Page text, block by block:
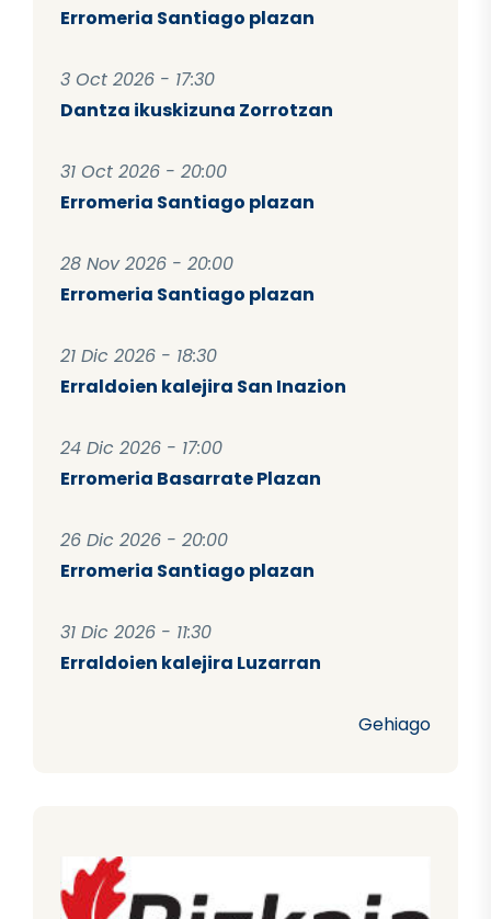
Erromeria Santiago plazan
3 Oct 2026 - 17:30
Dantza ikuskizuna Zorrotzan
31 Oct 2026 - 20:00
Erromeria Santiago plazan
28 Nov 2026 - 20:00
Erromeria Santiago plazan
21 Dic 2026 - 18:30
Erraldoien kalejira San Inazion
24 Dic 2026 - 17:00
Erromeria Basarrate Plazan
26 Dic 2026 - 20:00
Erromeria Santiago plazan
31 Dic 2026 - 11:30
Erraldoien kalejira Luzarran
Gehiago